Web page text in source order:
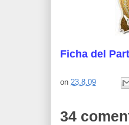
Ficha del
on 23.8.09
34